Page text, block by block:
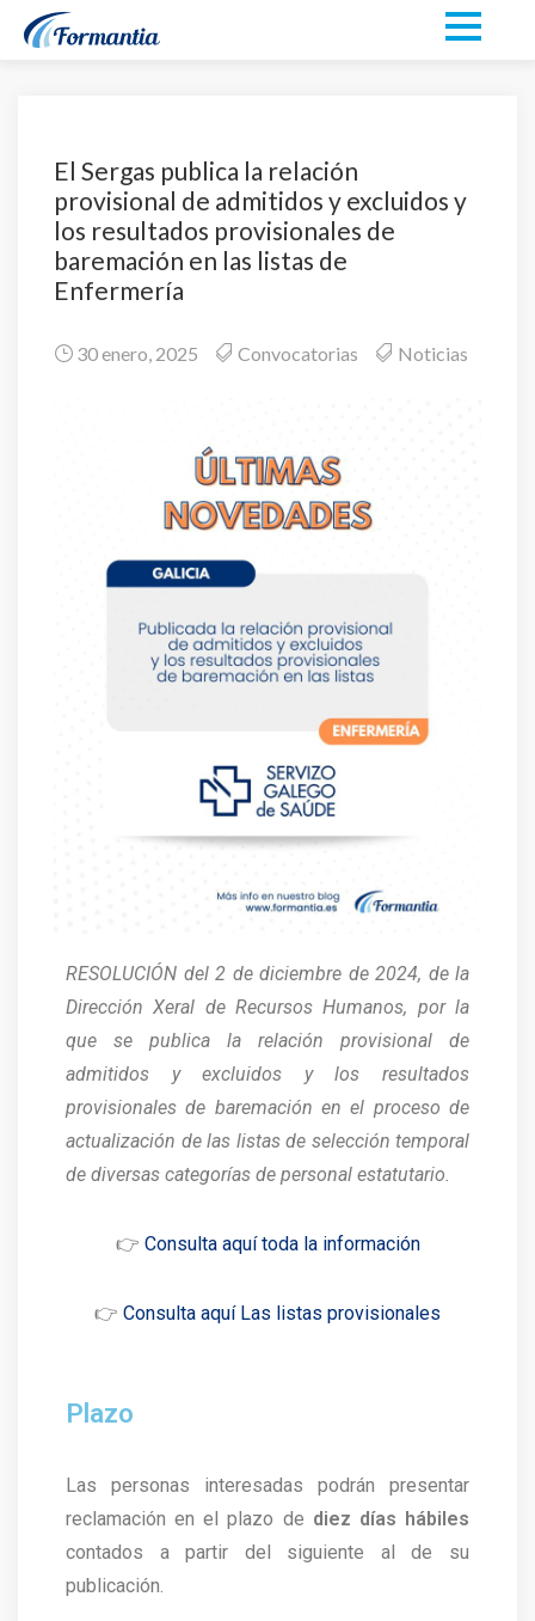
El Sergas publica la relación
provisional de admitidos y excluidos y
los resultados provisionales de
baremación en las listas de
Enfermería
30 enero, 2025 Convocatorias Noticias
RESOLUCIÓN del 2 de diciembre de 2024, de la
Dirección Xeral de Recursos Humanos, por la
que se publica la relación provisional de
admitidos y excluidos y los resultados
provisionales de baremación en el proceso de
actualización de las listas de selección temporal
de diversas categorías de personal estatutario.
👉 Consulta aquí toda la información
👉 Consulta aquí Las listas provisionales
Plazo
Las personas interesadas podrán presentar
reclamación en el plazo de diez días hábiles
contados a partir del siguiente al de su
publicación.